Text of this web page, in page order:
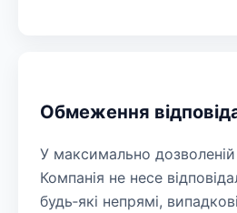
Обмеження
У максимально дозволеній
Компанія не несе
будь‑які непрямі,